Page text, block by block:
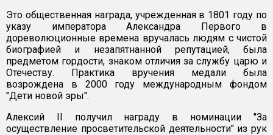
Это общественная награда, учрежденная в 1801 году по
указу императора Александра Первого в
дореволюционные времена вручалась людям с чистой
биографией и незапятнанной репутацией, была
предметом гордости, знаком отличия за службу царю и
Отечеству. Практика вручения медали была
возрождена в 2000 году международным фондом
"Дети новой эры".
Алексий II получил награду в номинации "За
осуществление просветительской деятельности" из рук